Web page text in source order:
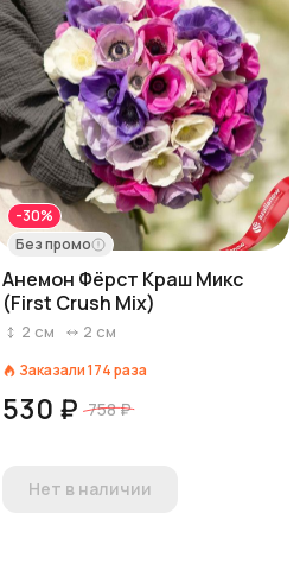
-30%
Без промо
Анемон Фёрст Краш Микс
(First Crush Mix)
2 см 2 см
Заказали174раза
530 ₽ 758 ₽
Нет в наличии